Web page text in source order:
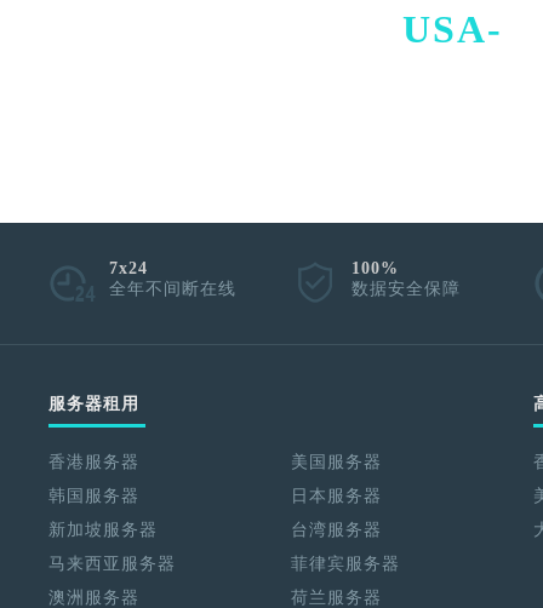
USA-
7x24
全年不间断在线
100%
数据安全保障
服务器租用
香港服务器
美国服务器
韩国服务器
日本服务器
新加坡服务器
台湾服务器
马来西亚服务器
菲律宾服务器
澳洲服务器
荷兰服务器